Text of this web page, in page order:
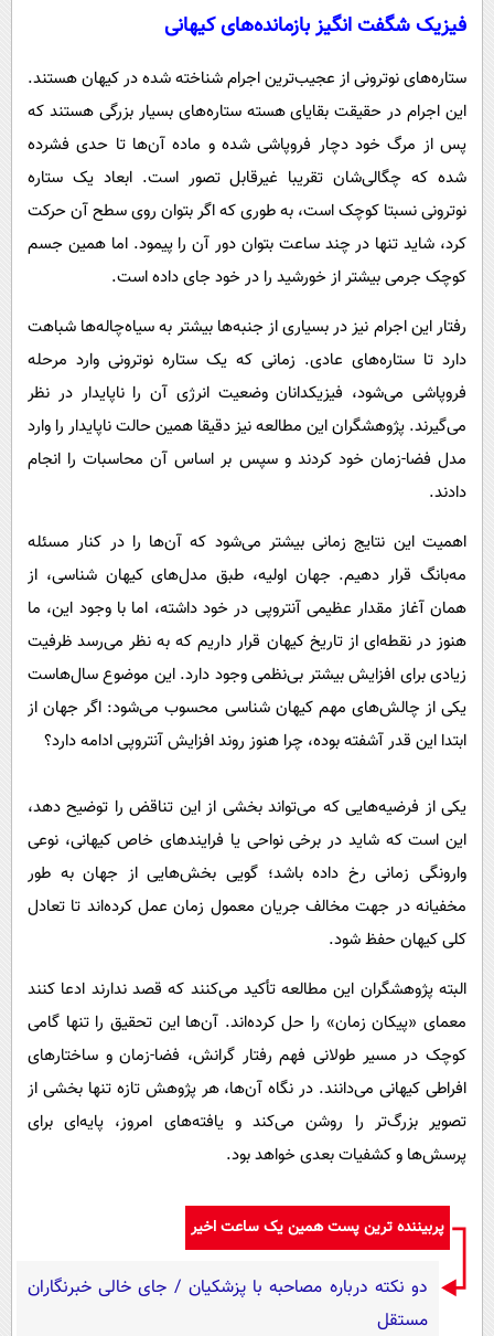
فیزیک شگفت‌ انگیز بازمانده‌های کیهانی
ستاره‌های نوترونی از عجیب‌ترین اجرام شناخته‌ شده در کیهان هستند.
این اجرام در حقیقت بقایای هسته ستاره‌های بسیار بزرگی هستند که
پس از مرگ خود دچار فروپاشی شده و ماده آن‌ها تا حدی فشرده
شده که چگالی‌شان تقریبا غیرقابل تصور است. ابعاد یک ستاره
نوترونی نسبتا کوچک است، به‌ طوری که اگر بتوان روی سطح آن حرکت
کرد، شاید تنها در چند ساعت بتوان دور آن را پیمود. اما همین جسم
کوچک جرمی بیشتر از خورشید را در خود جای داده است.
رفتار این اجرام نیز در بسیاری از جنبه‌ها بیشتر به سیاه‌چاله‌ها شباهت
دارد تا ستاره‌های عادی. زمانی که یک ستاره نوترونی وارد مرحله
فروپاشی می‌شود، فیزیکدانان وضعیت انرژی آن را ناپایدار در نظر
می‌گیرند. پژوهشگران این مطالعه نیز دقیقا همین حالت ناپایدار را وارد
مدل فضا-زمان خود کردند و سپس بر اساس آن محاسبات را انجام
دادند.
اهمیت این نتایج زمانی بیشتر می‌شود که آن‌ها را در کنار مسئله
مه‌بانگ قرار دهیم. جهان اولیه، طبق مدل‌های کیهان‌ شناسی، از
همان آغاز مقدار عظیمی آنتروپی در خود داشته، اما با وجود این، ما
هنوز در نقطه‌ای از تاریخ کیهان قرار داریم که به نظر می‌رسد ظرفیت
زیادی برای افزایش بیشتر بی‌نظمی وجود دارد. این موضوع سال‌هاست
یکی از چالش‌های مهم کیهان‌ شناسی محسوب می‌شود: اگر جهان از
ابتدا این‌ قدر آشفته بوده، چرا هنوز روند افزایش آنتروپی ادامه دارد؟
یکی از فرضیه‌هایی که می‌تواند بخشی از این تناقض را توضیح دهد،
این است که شاید در برخی نواحی یا فرایندهای خاص کیهانی، نوعی
وارونگی زمانی رخ داده باشد؛ گویی بخش‌هایی از جهان به‌ طور
مخفیانه در جهت مخالف جریان معمول زمان عمل کرده‌اند تا تعادل
کلی کیهان حفظ شود.
البته پژوهشگران این مطالعه تأکید می‌کنند که قصد ندارند ادعا کنند
معمای «پیکان زمان» را حل کرده‌اند. آن‌ها این تحقیق را تنها گامی
کوچک در مسیر طولانی فهم رفتار گرانش، فضا-زمان و ساختارهای
افراطی کیهانی می‌دانند. در نگاه آن‌ها، هر پژوهش تازه تنها بخشی از
تصویر بزرگ‌تر را روشن می‌کند و یافته‌های امروز، پایه‌ای برای
پرسش‌ها و کشفیات بعدی خواهد بود.
پربیننده ترین پست همین یک ساعت اخیر
دو نکته درباره مصاحبه با پزشکیان / جای خالی خبرنگاران
مستقل